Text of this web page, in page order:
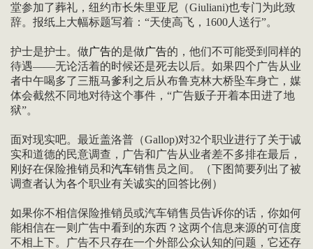
堂参加了葬礼，纽约市长朱里亚尼（Giuliani)也专门为此致
辞。报纸上大幅标题写着：“天使高飞，1600人送行”。
护士是护士。做广告的是做广告的，他们不可能受到同样的
待遇——无论活着的时候还是死去以后。如果四个广告从业
者中午喝多了三瓶马爹利之后从布鲁克林大桥坠车身亡，媒
体会截然不同地对待这个事件，“广告贩子开着本田进了地
狱”。
面对现实吧。最近盖洛普（Gallop)对32个职业进行了关于诚
实和道德的民意调查，广告和广告从业者差不多排在最后，
刚好在保险推销员和汽车销售员之间。（下图简要列出了被
调查者认为各个职业有关诚实的回答比例）
如果你不相信保险推销员或汽车销售员告诉你的话，你如何
能相信在一则广告中看到的东西？这两个信息来源的可信度
不相上下。广告不只存在一个外部公众认知的问题，它还存